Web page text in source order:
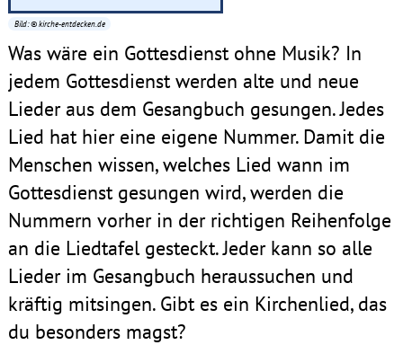
Bild: © kirche-entdecken.de
Was wäre ein Gottesdienst ohne Musik? In
jedem Gottesdienst werden alte und neue
Lieder aus dem Gesangbuch gesungen. Jedes
Lied hat hier eine eigene Nummer. Damit die
Menschen wissen, welches Lied wann im
Gottesdienst gesungen wird, werden die
Nummern vorher in der richtigen Reihenfolge
an die Liedtafel gesteckt. Jeder kann so alle
Lieder im Gesangbuch heraussuchen und
kräftig mitsingen. Gibt es ein Kirchenlied, das
du besonders magst?